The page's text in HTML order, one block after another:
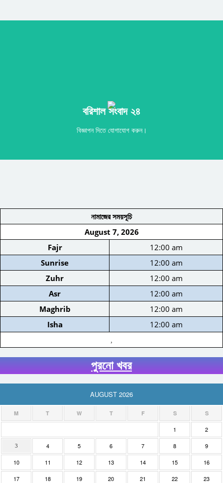
বরিশাল সংবাদ ২৪
বিজ্ঞাপন দিতে যোগাযোগ করুন।
বরিশাল সংবাদ ২৪
নামাজের সময়সূচি
August 7, 2026
Fajr
12:00 am
Sunrise
12:00 am
Zuhr
12:00 am
Asr
12:00 am
Maghrib
12:00 am
Isha
12:00 am
,
পুরনো খবর
AUGUST 2026
M T W T F S S
1 2
3 4 5 6 7 8 9
10 11 12 13 14 15 16
17 18 19 20 21 22 23